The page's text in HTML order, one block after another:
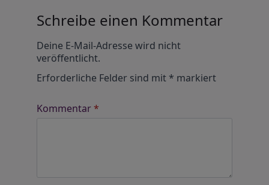
Schreibe einen Kommentar
Deine E-Mail-Adresse wird nicht
veröffentlicht.
Erforderliche Felder sind mit* markiert
Kommentar*